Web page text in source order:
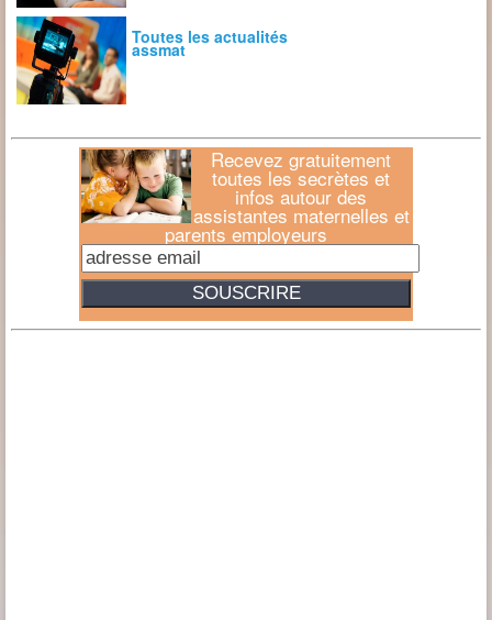
Toutes les actualités
assmat
Recevez gratuitement
toutes les secrètes et
infos autour des
assistantes maternelles et
parents employeurs